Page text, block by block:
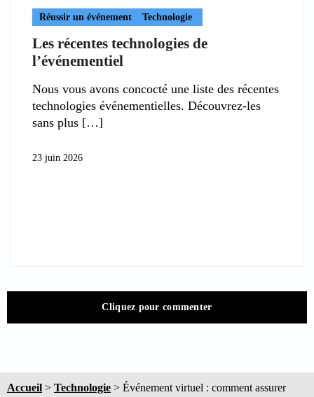
Réussir un événement Technologie
Les récentes technologies de
l’événementiel
Nous vous avons concocté une liste des récentes
technologies événementielles. Découvrez-les
sans plus
23 juin 2026
Cliquez pour commenter
Accueil > Technologie > Événement virtuel : comment assurer